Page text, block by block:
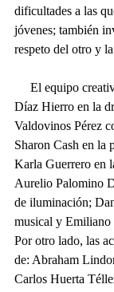
dificultades a las
jóvenes; también
respeto del otro y
Díaz Hierro en la
Valdovinos Pérez
Sharon Cash en la
Karla Guerrero en
Aurelio Palomino
de iluminación;
musical y Emiliano
Por otro lado, las
de: Abraham
Carlos Huerta